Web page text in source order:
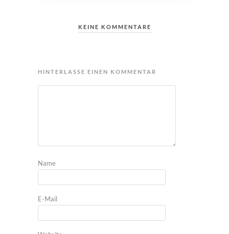
KEINE KOMMENTARE
HINTERLASSE EINEN KOMMENTAR
Name
E-Mail